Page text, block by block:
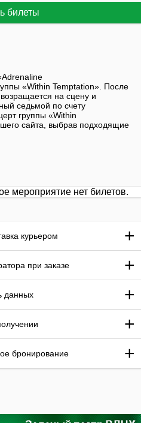
билеты
«Within Temptation». После
на сцену и
седьмой по счету
группы «Within
сайта, выбрав подходящие
мероприятие нет билетов.
курьером +
при заказе +
данных +
+
бронирование +